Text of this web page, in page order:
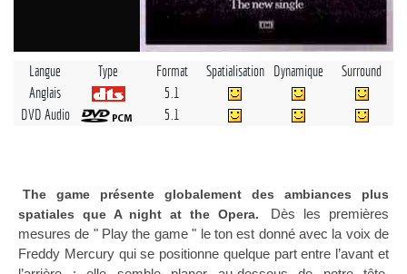
Langue Type Format Spatialisation Dynamique
Surround
Anglais
5.1
DVD Audio
5.1
The game présente globalement des ambiances plus
spatiales que A night at the Opera.
Dès les premières
mesures de " Play the game " le ton est donné avec la voix de
Freddy Mercury qui se positionne quelque part entre l’avant et